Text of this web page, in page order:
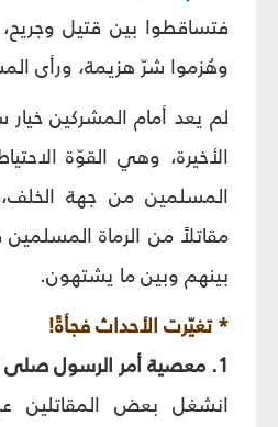
فتساقطوا بين قتيل وجريح،
وهُزموا شرّ هزيمة، ورأى
لم يعد أمام المشركين
الأخيرة، وهي القوّة
المسلمين من جهة
مقاتلاً من الرماة المسلمين
بينهم وبين ما يشتهون.
* تغيّرت الأحداث فجأةً!
1. معصية أمر الرسول صلى الله عليه وآله وسلم:
انشغل بعض المقاتلين